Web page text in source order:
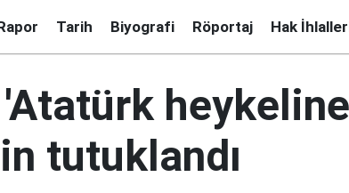
Tarih Biyografi Röportaj Hak
heykeline
tutuklandı